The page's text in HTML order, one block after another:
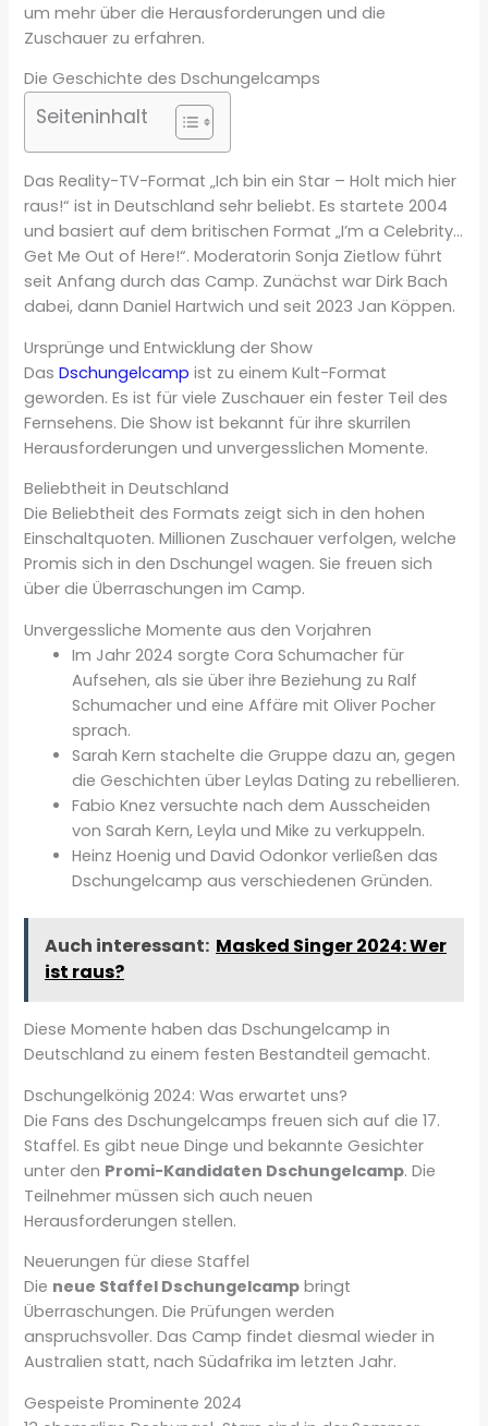
um mehr über die Herausforderungen und die
Zuschauer zu erfahren.
Die Geschichte des Dschungelcamps
Seiteninhalt
Das Reality-TV-Format „Ich bin ein Star – Holt mich hier
raus!“ ist in Deutschland sehr beliebt. Es startete 2004
und basiert auf dem britischen Format „I’m a Celebrity…
Get Me Out of Here!“. Moderatorin Sonja Zietlow führt
seit Anfang durch das Camp. Zunächst war Dirk Bach
dabei, dann Daniel Hartwich und seit 2023 Jan Köppen.
Ursprünge und Entwicklung der Show
DasDschungelcamp ist zu einem Kult-Format
geworden. Es ist für viele Zuschauer ein fester Teil des
Fernsehens. Die Show ist bekannt für ihre skurrilen
Herausforderungen und unvergesslichen Momente.
Beliebtheit in Deutschland
Die Beliebtheit des Formats zeigt sich in den hohen
Einschaltquoten. Millionen Zuschauer verfolgen, welche
Promis sich in den Dschungel wagen. Sie freuen sich
über die Überraschungen im Camp.
Unvergessliche Momente aus den Vorjahren
Im Jahr 2024 sorgte Cora Schumacher für
Aufsehen, als sie über ihre Beziehung zu Ralf
Schumacher und eine Affäre mit Oliver Pocher
sprach.
Sarah Kern stachelte die Gruppe dazu an, gegen
die Geschichten über Leylas Dating zu rebellieren.
Fabio Knez versuchte nach dem Ausscheiden
von Sarah Kern, Leyla und Mike zu verkuppeln.
Heinz Hoenig und David Odonkor verließen das
Dschungelcamp aus verschiedenen Gründen.
Auch interessant: Masked Singer 2024: Wer
ist raus?
Diese Momente haben das Dschungelcamp in
Deutschland zu einem festen Bestandteil gemacht.
Dschungelkönig 2024: Was erwartet uns?
Die Fans des Dschungelcamps freuen sich auf die 17.
Staffel. Es gibt neue Dinge und bekannte Gesichter
unter den Promi-Kandidaten Dschungelcamp. Die
Teilnehmer müssen sich auch neuen
Herausforderungen stellen.
Neuerungen für diese Staffel
Die neue Staffel Dschungelcamp bringt
Überraschungen. Die Prüfungen werden
anspruchsvoller. Das Camp findet diesmal wieder in
Australien statt, nach Südafrika im letzten Jahr.
Gespeiste Prominente 2024